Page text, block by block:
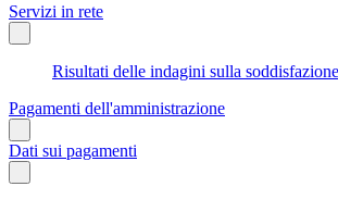
Servizi in rete
Risultati delle indagini sulla
Pagamenti dell'amministrazione
Dati sui pagamenti